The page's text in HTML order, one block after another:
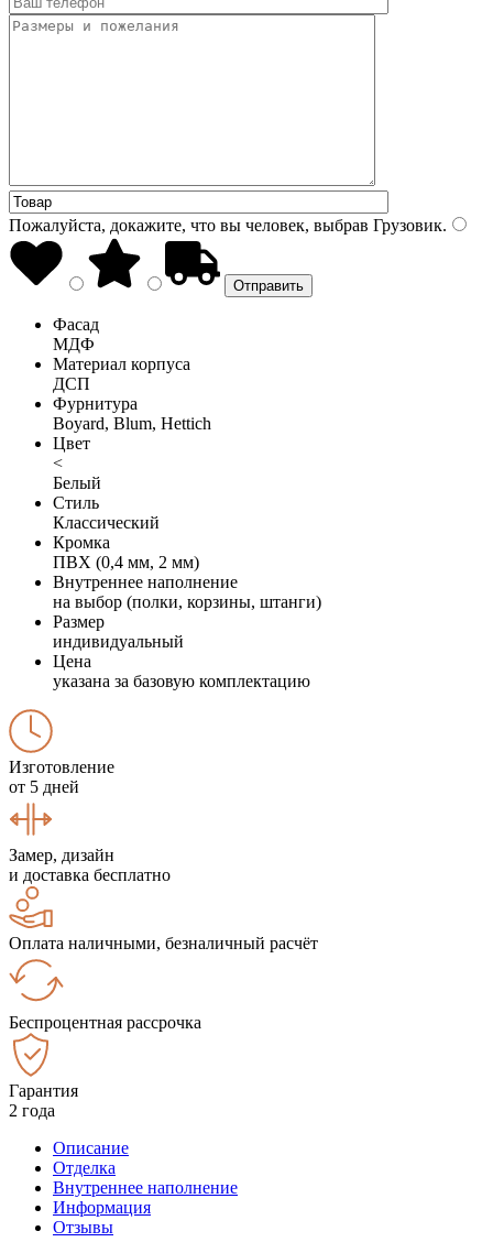
Пожалуйста, докажите, что вы человек, выбрав Грузовик.
Фасад
МДФ
Материал корпуса
ДСП
Фурнитура
Boyard, Blum, Hettich
Цвет
<
Белый
Стиль
Классический
Кромка
ПВХ (0,4 мм, 2 мм)
Внутреннее наполнение
на выбор (полки, корзины, штанги)
Размер
индивидуальный
Цена
указана за базовую комплектацию
Изготовление
от 5 дней
Замер, дизайн
и доставка бесплатно
Оплата наличными, безналичный расчёт
Беспроцентная рассрочка
Гарантия
2 года
Описание
Отделка
Внутреннее наполнение
Информация
Отзывы